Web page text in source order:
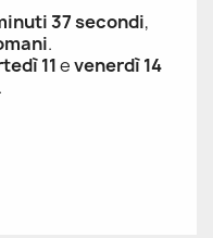
37 secondi,
.
11evenerdì 14
.